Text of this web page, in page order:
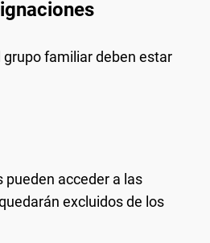
grupo familiar deben estar
acceder a las
excluidos de los